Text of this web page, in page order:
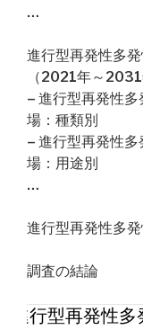
…
進行型再発性多
（2021年～2031
– 進行型再発性
場：種類別
– 進行型再発性
場：用途別
…
進行型再発性多
調査の結論
進行型再発性